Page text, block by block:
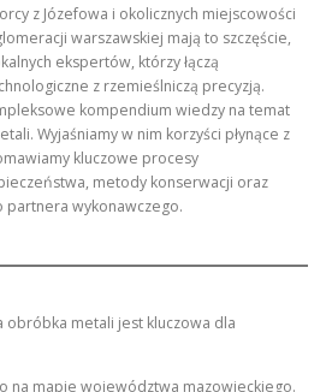
z Józefowa i okolicznych miejscowości
warszawskiej mają to szczęście,
ekspertów, którzy łączą
z rzemieślniczą precyzją.
kompendium wiedzy na temat
Wyjaśniamy w nim korzyści płynące z
kluczowe procesy
metody konserwacji oraz
wykonawczego.
obróbka metali jest kluczowa dla
na mapie województwa mazowieckiego.